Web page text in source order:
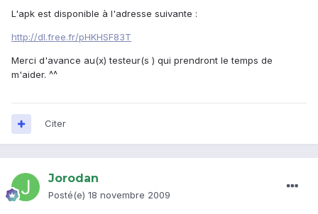
L'apk est disponible à l'adresse suivante :
http://dl.free.fr/pHKHSF83T
Merci d'avance au(x) testeur(s ) qui prendront le temps de
m'aider. ^^
Citer
Jorodan
Posté(e) 18 novembre 2009